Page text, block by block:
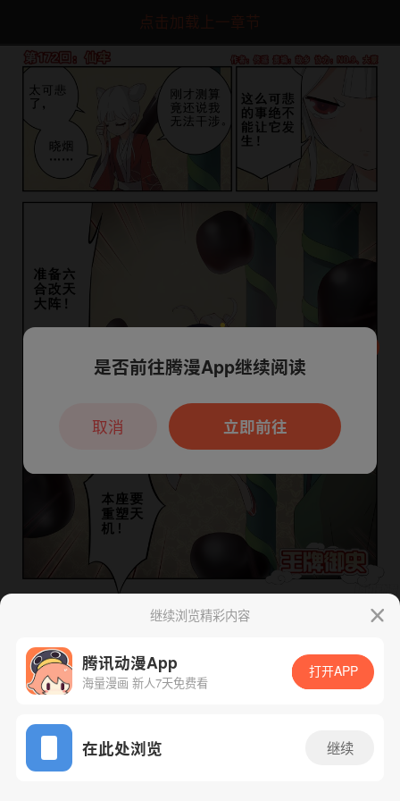
点击加载上一章节
App免费看
下一话
继续浏览精彩内容
腾讯动漫App
海量漫画 新人7天免费看
打开APP
在此处浏览 继续
本章节仅支持App阅读，可打开App新用
户7天免费看
是否前往腾漫App继续阅读
立即前往
取消